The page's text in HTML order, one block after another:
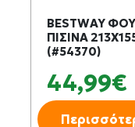
BESTWAY
ΠΙΣΙΝΑ
(#54370)
44,99€